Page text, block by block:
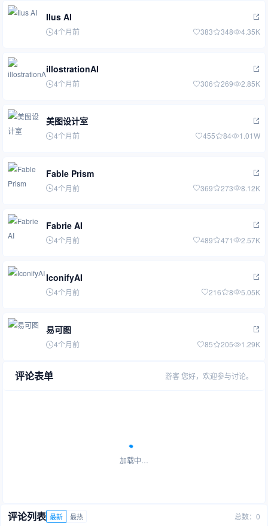
Ilus AI
4个月前 383 348 4.35K
illostrationAI
4个月前 306 269 2.85K
美图设计室
4个月前 455 84 1.01W
Fable Prism
4个月前 369 273 8.12K
Fabrie AI
4个月前 489 471 2.57K
IconifyAI
4个月前 216 8 5.05K
易可图
4个月前 85 205 1.29K
评论表单 游客 您好，欢迎参与讨论。
加载中…
评论列表 最新 最热 总数：0